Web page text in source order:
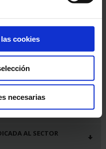
cookies
necesarias
y patrocina numerosos
destinados a promover la
con el préstamo de
de los directivos de Chauvin
de premios.
DE COMPETENCIAS
LES CAHIERS DE
AL SECTOR